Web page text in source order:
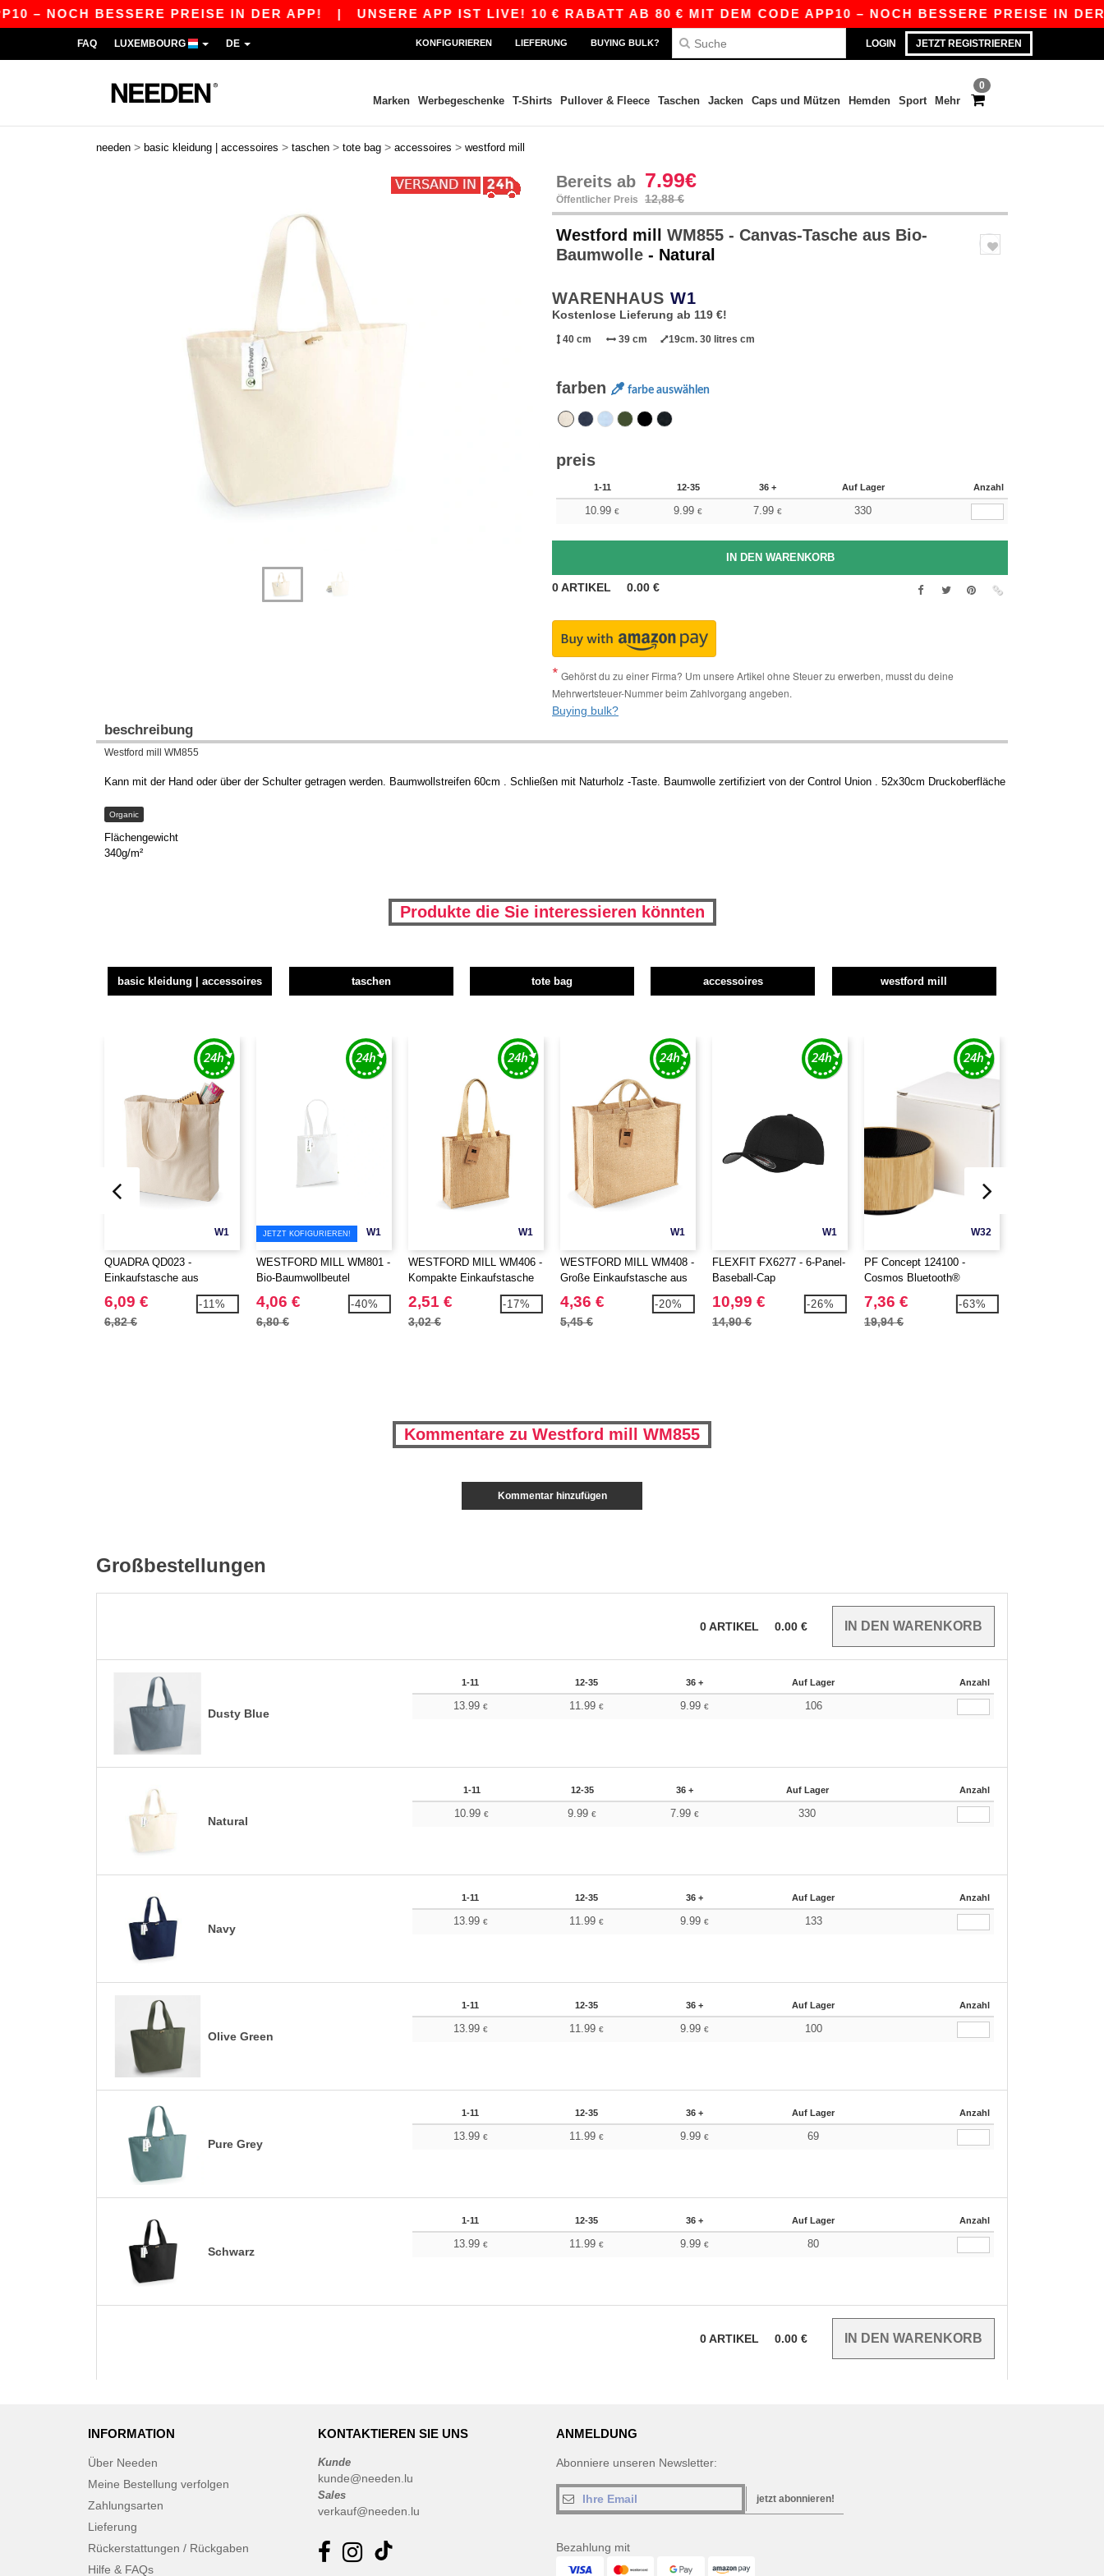
BESSERE PREISE IN DER APP! |UNSERE APP IST LIVE! 10 € RABATT AB 80 € MIT DEM CODE APP10 – NOCH BESSERE PREISE IN DER
LOGIN JETZT REGISTRIEREN
FAQ LUXEMBOURG DE KONFIGURIEREN LIEFERUNG BUYING BULK?
0
Marken Werbegeschenke T-Shirts Pullover & Fleece Taschen Jacken Caps und Mützen Hemden Sport Mehr
needen > basic kleidung | accessoires > taschen > tote bag > accessoires > westford mill
Bereits ab 7.99€
Öffentlicher Preis 12,88 €
Westford mill
WM855 - Canvas-Tasche aus Bio-
Baumwolle - Natural
WARENHAUS W1
Kostenlose Lieferung ab 119 €!
40 cm 39 cm 19cm. 30 litres cm
farben farbe auswählen
preis
1-11 12-35 36 + Auf Lager Anzahl
10.99 € 9.99 € 7.99 € 330
0ARTIKEL 0.00 €
Gehörst du zu einer Firma? Um unsere Artikel ohne Steuer zu erwerben, musst du deine
Mehrwertsteuer-Nummer beim Zahlvorgang angeben.
Buying bulk?
beschreibung
Westford mill WM855
Kann mit der Hand oder über der Schulter getragen werden. Baumwollstreifen 60cm . Schließen mit Naturholz -Taste. Baumwolle zertifiziert von der Control Union . 52x30cm Druckoberfläche
Organic
Flächengewicht
340g/m²
Produkte die Sie interessieren könnten
basic kleidung | accessoires taschen tote bag accessoires westford mill
W1
QUADRA QD023 -
Einkaufstasche aus
Segeltuch
6,09 €
6,82 €
-11%
W1
JETZT KOFIGURIEREN!
WESTFORD MILL WM801 -
Bio-Baumwollbeutel
4,06 €
6,80 €
-40%
W1
WESTFORD MILL WM406 -
Kompakte Einkaufstasche
aus Jute
2,51 €
3,02 €
-17%
W1
WESTFORD MILL WM408 -
Große Einkaufstasche aus
Jute
4,36 €
5,45 €
-20%
W1
FLEXFIT FX6277 - 6-Panel-
Baseball-Cap
10,99 €
14,90 €
-26%
W32
PF Concept 124100 -
Cosmos Bluetooth®
Lautsprecher aus Bambus
7,36 €
19,94 €
-63%
Kommentare zu Westford mill WM855
Kommentar hinzufügen
Großbestellungen
0ARTIKEL 0.00 €
Dusty Blue
1-11 12-35 36 + Auf Lager Anzahl
13.99 € 11.99 € 9.99 € 106
Natural
1-11 12-35 36 + Auf Lager Anzahl
10.99€ 9.99€ 7.99€ 330
Navy
1-11 12-35 36 + Auf Lager Anzahl
13.99 € 11.99 € 9.99 € 133
Olive Green
1-11 12-35 36 + Auf Lager Anzahl
13.99 € 11.99 € 9.99 € 100
Pure Grey
1-11 12-35 36 + Auf Lager Anzahl
13.99 € 11.99 € 9.99 € 69
Schwarz
1-11 12-35 36 + Auf Lager Anzahl
13.99 € 11.99 € 9.99 € 80
0ARTIKEL 0.00 €
INFORMATION
Über Needen
Meine Bestellung verfolgen
Zahlungsarten
Lieferung
Rückerstattungen / Rückgaben
Hilfe & FAQs
KONTAKTIEREN SIE UNS
Kunde
kunde@needen.lu
Sales
verkauf@needen.lu
ANMELDUNG
Abonniere unseren Newsletter:
jetzt abonnieren!
Bezahlung mit